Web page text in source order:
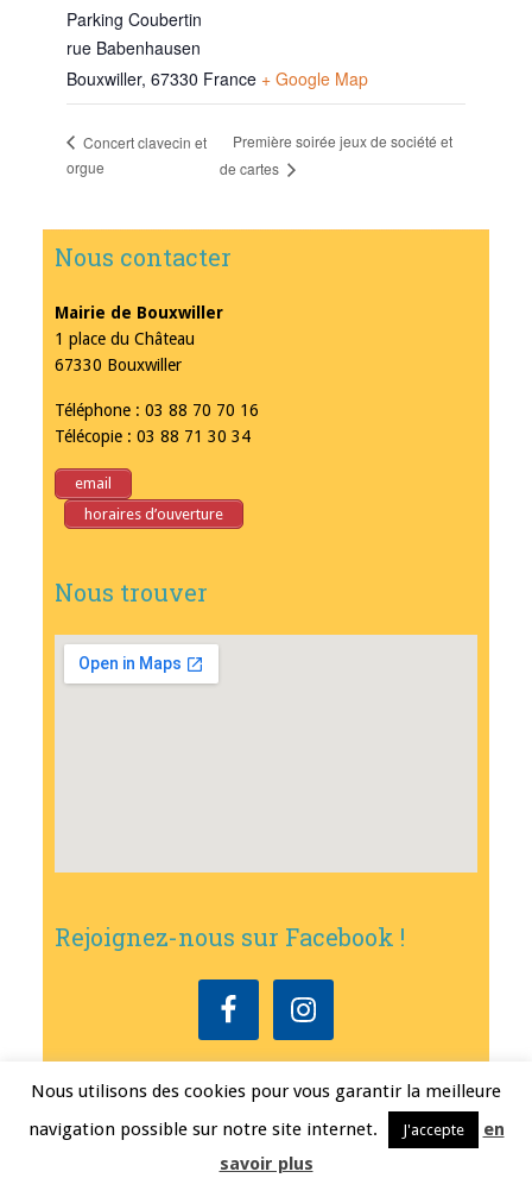
Parking Coubertin
rue Babenhausen
Bouxwiller, 67330 France + Google Map
Concert clavecin et
orgue
Première soirée jeux de société et
de cartes
Nous contacter
Mairie de Bouxwiller
1 place du Château
67330 Bouxwiller
Téléphone : 03 88 70 70 16
Télécopie : 03 88 71 30 34
email
horaires d’ouverture
Nous trouver
Rejoignez-nous sur Facebook !
Mairie de Bouxwiller • Conception
Mentions légales
Nous utilisons des cookies pour vous garantir la meilleure
navigation possible sur notre site internet.
J'accepte
en
savoir plus